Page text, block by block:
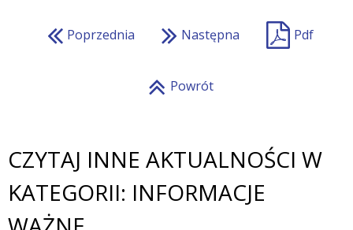
Poprzednia Następna Pdf
Powrót
CZYTAJ INNE AKTUALNOŚCI W
KATEGORII: INFORMACJE